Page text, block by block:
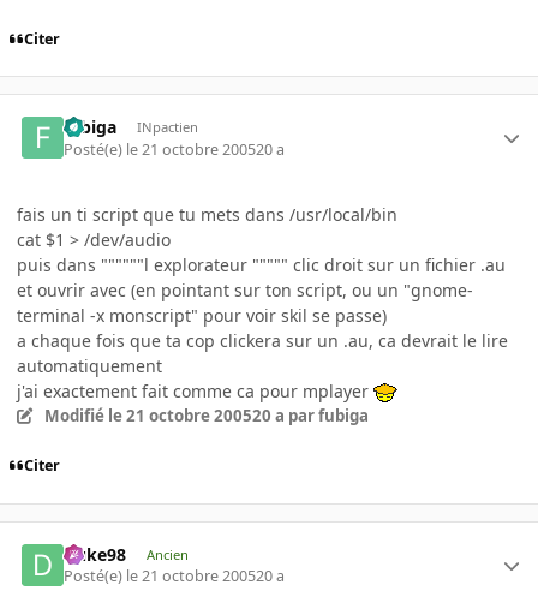
Citer
fubiga INpactien
Posté(e) le 21 octobre 200520 a
fais un ti script que tu mets dans /usr/local/bin
cat $1 > /dev/audio
puis dans """"""l explorateur """"" clic droit sur un fichier .au
et ouvrir avec (en pointant sur ton script, ou un "gnome-
terminal -x monscript" pour voir skil se passe)
a chaque fois que ta cop clickera sur un .au, ca devrait le lire
automatiquement
j'ai exactement fait comme ca pour mplayer
Modifié le 21 octobre 200520 a par fubiga
Citer
Duke98 Ancien
Posté(e) le 21 octobre 200520 a